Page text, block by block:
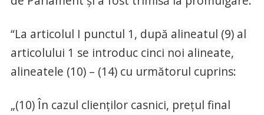
“La articolul I punctul 1, după alineatul (9) al
articolului 1 se introduc cinci noi alineate,
alineatele (10) – (14) cu următorul cuprins:
„(10) În cazul clienților casnici, prețul final